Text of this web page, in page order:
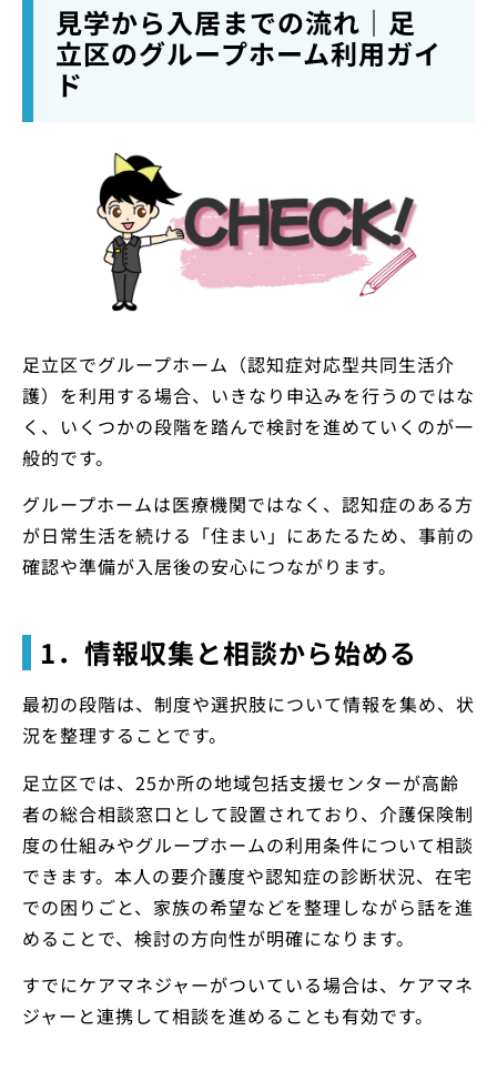
見学から入居までの流れ｜足
立区のグループホーム利用ガイ
ド
足立区でグループホーム（認知症対応型共同生活介
護）を利用する場合、いきなり申込みを行うのではな
く、いくつかの段階を踏んで検討を進めていくのが一
般的です。
グループホームは医療機関ではなく、認知症のある方
が日常生活を続ける「住まい」にあたるため、事前の
確認や準備が入居後の安心につながります。
1．情報収集と相談から始める
最初の段階は、制度や選択肢について情報を集め、状
況を整理することです。
足立区では、25か所の地域包括支援センターが高齢
者の総合相談窓口として設置されており、介護保険制
度の仕組みやグループホームの利用条件について相談
できます。本人の要介護度や認知症の診断状況、在宅
での困りごと、家族の希望などを整理しながら話を進
めることで、検討の方向性が明確になります。
すでにケアマネジャーがついている場合は、ケアマネ
ジャーと連携して相談を進めることも有効です。